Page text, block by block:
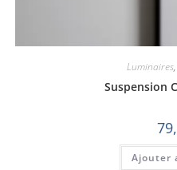
Luminaires,
Suspension
Ajouter